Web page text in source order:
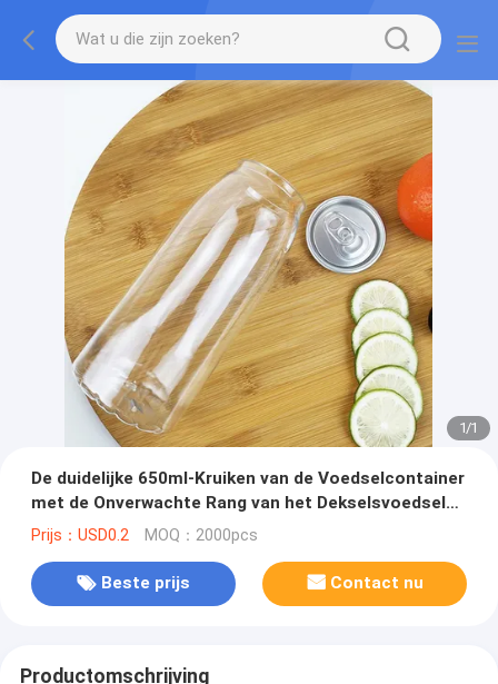
1/1
De duidelijke 650ml-Kruiken van de Voedselcontainer
met de Onverwachte Rang van het Dekselsvoedsel
Juice Bottles
Prijs：USD0.2 MOQ：2000pcs
Beste prijs Contact nu
Productomschrijving